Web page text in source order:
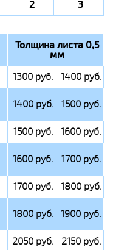
2 3
Толщина листа 0,5
мм
1300 руб.
1400 руб.
1400 руб. 1500 руб.
1500 руб.
1600 руб.
1600 руб. 1700 руб.
1700 руб.
1800 руб.
1800 руб. 1900 руб.
2050 руб.
2150 руб.